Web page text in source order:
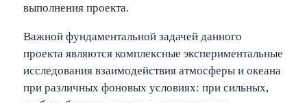
выполнения проекта.
Важной фундаментальной задачей данного
проекта являются комплексные экспериментальные
исследования взаимодействия атмосферы и океана
при различных фоновых условиях: при сильных,